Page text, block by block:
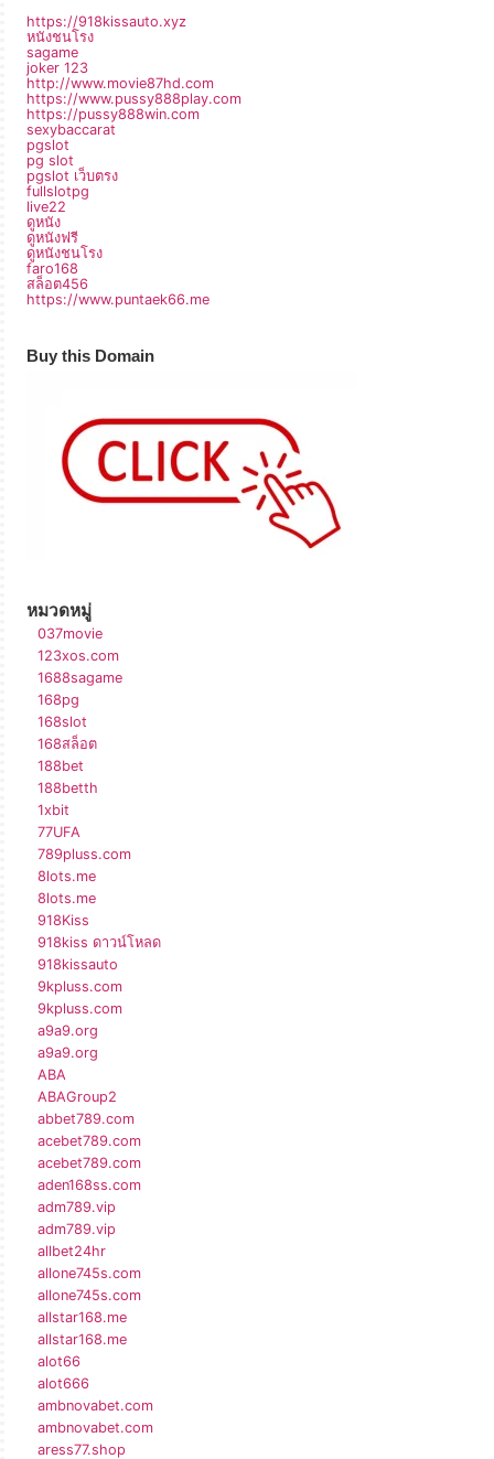
https://918kissauto.xyz
หนังชนโรง
sagame
joker 123
http://www.movie87hd.com
https://www.pussy888play.com
https://pussy888win.com
sexybaccarat
pgslot
pg slot
pgslot เว็บตรง
fullslotpg
live22
ดูหนัง
ดูหนังฟรี
ดูหนังชนโรง
faro168
สล็อต456
https://www.puntaek66.me
Buy this Domain
หมวดหมู่
037movie
123xos.com
1688sagame
168pg
168slot
168สล็อต
188bet
188betth
1xbit
77UFA
789pluss.com
8lots.me
8lots.me
918Kiss
918kiss ดาวน์โหลด
918kissauto
9kpluss.com
9kpluss.com
a9a9.org
a9a9.org
ABA
ABAGroup2
abbet789.com
acebet789.com
acebet789.com
aden168ss.com
adm789.vip
adm789.vip
allbet24hr
allone745s.com
allone745s.com
allstar168.me
allstar168.me
alot66
alot666
ambnovabet.com
ambnovabet.com
aress77.shop